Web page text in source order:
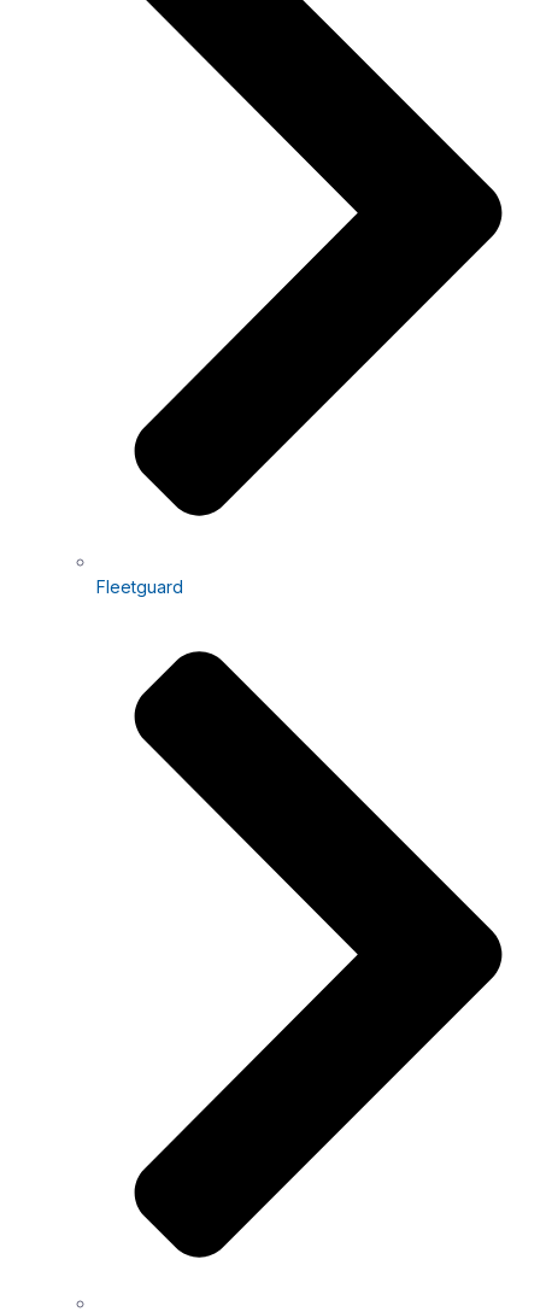
Fleetguard